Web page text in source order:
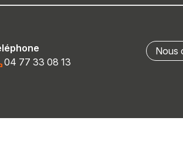
04 77 33 08 13
Nous